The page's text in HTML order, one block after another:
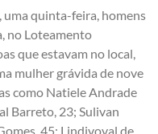
uma quinta-feira, homens
no Loteamento
que estavam no local,
mulher grávida de nove
como Natiele Andrade
Barreto, 23; Sulivan
45; Lindivoval de